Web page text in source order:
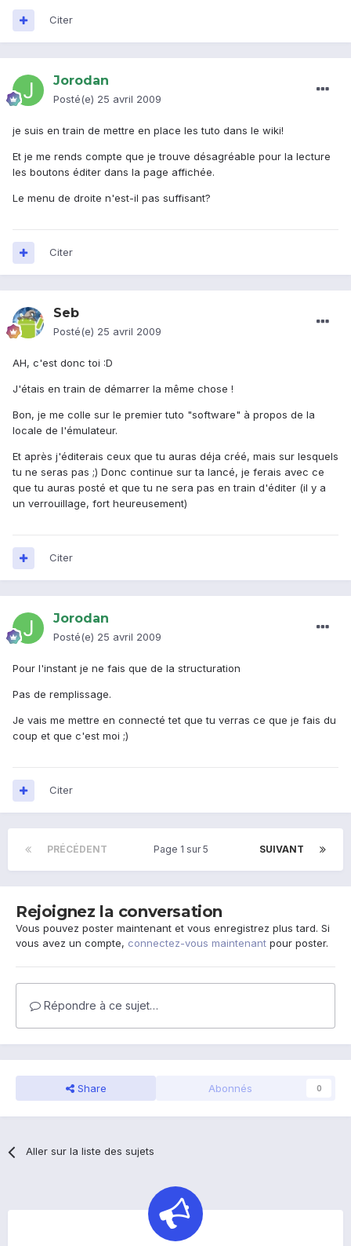
Citer
Jorodan
Posté(e) 25 avril 2009
je suis en train de mettre en place les tuto dans le wiki!
Et je me rends compte que je trouve désagréable pour la lecture
les boutons éditer dans la page affichée.
Le menu de droite n'est-il pas suffisant?
Citer
Seb
Posté(e) 25 avril 2009
AH, c'est donc toi :D
J'étais en train de démarrer la même chose !
Bon, je me colle sur le premier tuto "software" à propos de la
locale de l'émulateur.
Et après j'éditerais ceux que tu auras déja créé, mais sur lesquels
tu ne seras pas ;) Donc continue sur ta lancé, je ferais avec ce
que tu auras posté et que tu ne sera pas en train d'éditer (il y a
un verrouillage, fort heureusement)
Citer
Jorodan
Posté(e) 25 avril 2009
Pour l'instant je ne fais que de la structuration
Pas de remplissage.
Je vais me mettre en connecté tet que tu verras ce que je fais du
coup et que c'est moi ;)
Citer
PRÉCÉDENT SUIVANT
Page 1 sur 5
Rejoignez la conversation
Vous pouvez poster maintenant et vous enregistrez plus tard. Si
vous avez un compte, connectez-vous maintenant pour poster.
Répondre à ce sujet…
Share Abonnés 0
Aller sur la liste des sujets